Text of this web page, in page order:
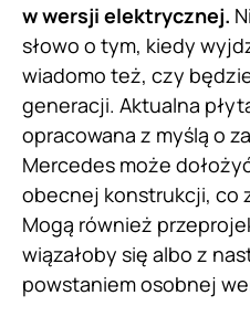
w wersji elektrycznej.
słowo o tym, kiedy
wiadomo też, czy
generacji. Aktualna
opracowana z myślą o
Mercedes może
obecnej konstrukcji, co
Mogą również
wiązałoby się albo z
powstaniem osobnej